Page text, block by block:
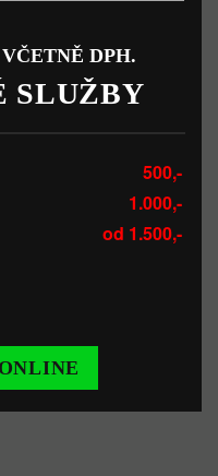
DPH.
SLUŽBY
500,-
1.000,-
od 1.500,-